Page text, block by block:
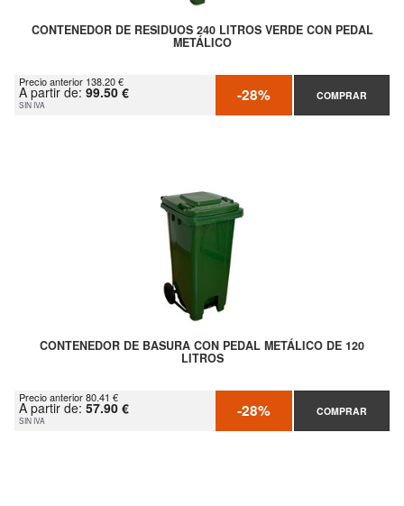
CONTENEDOR DE RESIDUOS 240 LITROS VERDE CON PEDAL
METÁLICO
Precio anterior 138.20 €
A partir de: 99.50 €
SIN IVA -28% COMPRAR
CONTENEDOR DE BASURA CON PEDAL METÁLICO DE 120
LITROS
Precio anterior 80.41 €
A partir de: 57.90 €
SIN IVA -28% COMPRAR